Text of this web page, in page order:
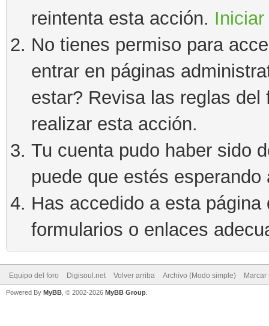
reintenta esta acción.
No tienes permiso para
entrar en páginas
estar? Revisa las reglas
realizar esta acción.
Tu cuenta pudo haber sido
puede que estés esperando
Has accedido a esta
formularios o enlaces
Equipo del foro Digisoul.net Volver arriba Archivo (Modo simple)
Powered By MyBB , © 2002-2026 MyBB Group